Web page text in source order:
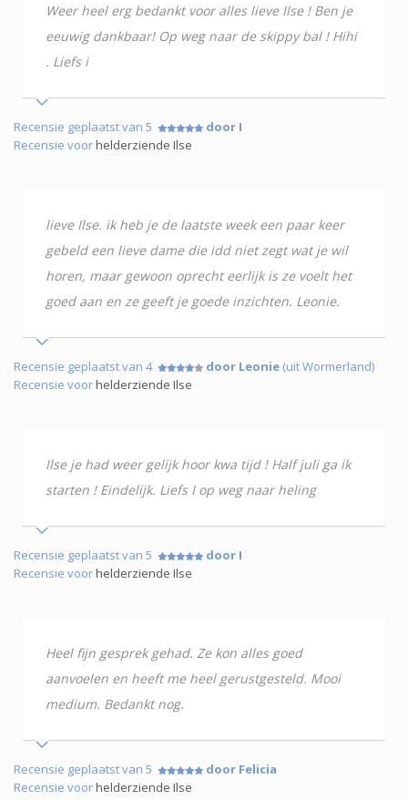
Weer heel erg bedankt voor alles lieve Ilse ! Ben je
eeuwig dankbaar! Op weg naar de skippy bal ! Hihi
. Liefs i
Recensie geplaatst van 5
door I
Recensie voorhelderziende Ilse
lieve Ilse. ik heb je de laatste week een paar keer
gebeld een lieve dame die idd niet zegt wat je wil
horen, maar gewoon oprecht eerlijk is ze voelt het
goed aan en ze geeft je goede inzichten. Leonie.
Recensie geplaatst van 4 door Leonie (uit Wormerland)
Recensie voorhelderziende Ilse
Ilse je had weer gelijk hoor kwa tijd ! Half juli ga ik
starten ! Eindelijk. Liefs I op weg naar heling
Recensie geplaatst van 5
door I
Recensie voorhelderziende Ilse
Heel fijn gesprek gehad. Ze kon alles goed
aanvoelen en heeft me heel gerustgesteld. Mooi
medium. Bedankt nog.
Recensie geplaatst van 5
door Felicia
Recensie voorhelderziende Ilse